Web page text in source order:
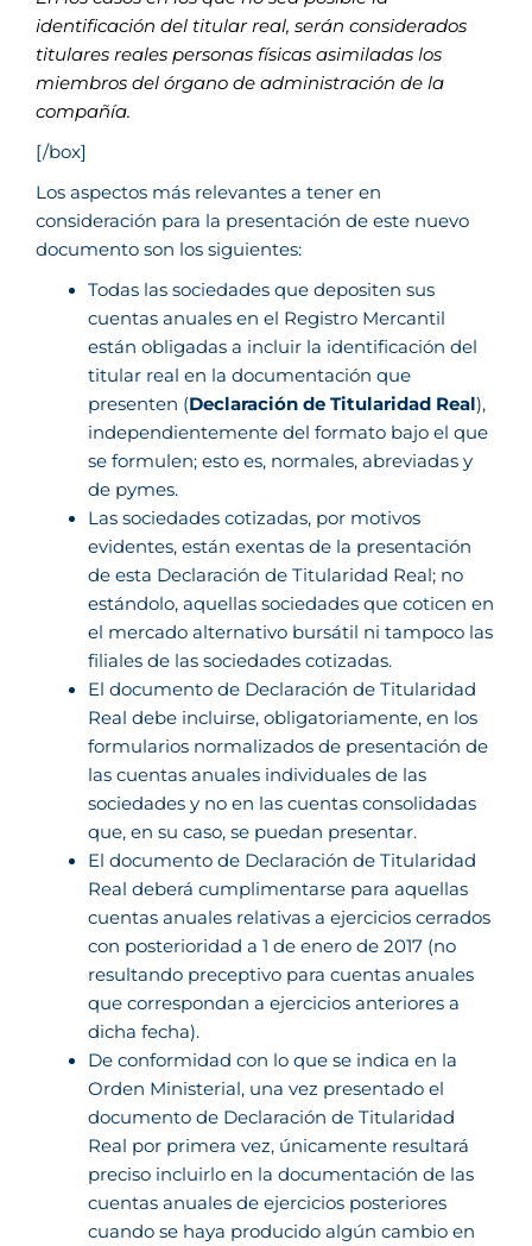
identificación del titular real, serán considerados
titulares reales personas físicas asimiladas los
miembros del órgano de administración de la
compañía.
[/box]
Los aspectos más relevantes a tener en
consideración para la presentación de este nuevo
documento son los siguientes:
Todas las sociedades que depositen sus
cuentas anuales en el Registro Mercantil
están obligadas a incluir la identificación del
titular real en la documentación que
presenten (Declaración de Titularidad Real),
independientemente del formato bajo el que
se formulen; esto es, normales, abreviadas y
de pymes.
Las sociedades cotizadas, por motivos
evidentes, están exentas de la presentación
de esta Declaración de Titularidad Real; no
estándolo, aquellas sociedades que coticen en
el mercado alternativo bursátil ni tampoco las
filiales de las sociedades cotizadas.
El documento de Declaración de Titularidad
Real debe incluirse, obligatoriamente, en los
formularios normalizados de presentación de
las cuentas anuales individuales de las
sociedades y no en las cuentas consolidadas
que, en su caso, se puedan presentar.
El documento de Declaración de Titularidad
Real deberá cumplimentarse para aquellas
cuentas anuales relativas a ejercicios cerrados
con posterioridad a 1 de enero de 2017 (no
resultando preceptivo para cuentas anuales
que correspondan a ejercicios anteriores a
dicha fecha).
De conformidad con lo que se indica en la
Orden Ministerial, una vez presentado el
documento de Declaración de Titularidad
Real por primera vez, únicamente resultará
preciso incluirlo en la documentación de las
cuentas anuales de ejercicios posteriores
cuando se haya producido algún cambio en